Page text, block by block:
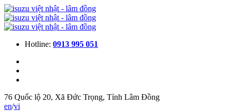
Hotline: 0913 995 051
76 Quốc lộ 20, Xã Đức Trọng, Tỉnh Lâm Đồng
en/vi